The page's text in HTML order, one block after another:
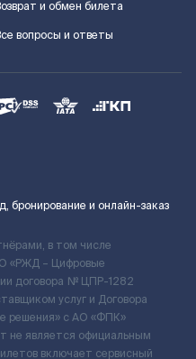
и обмен билета
вопросы и ответы
бронирование и онлайн-заказ
в том числе
«РЖД – Цифровые
договора № ЦПР-1282
услуг и Договора
решения» c АО «ФПК»
является официальным
включает сервисный